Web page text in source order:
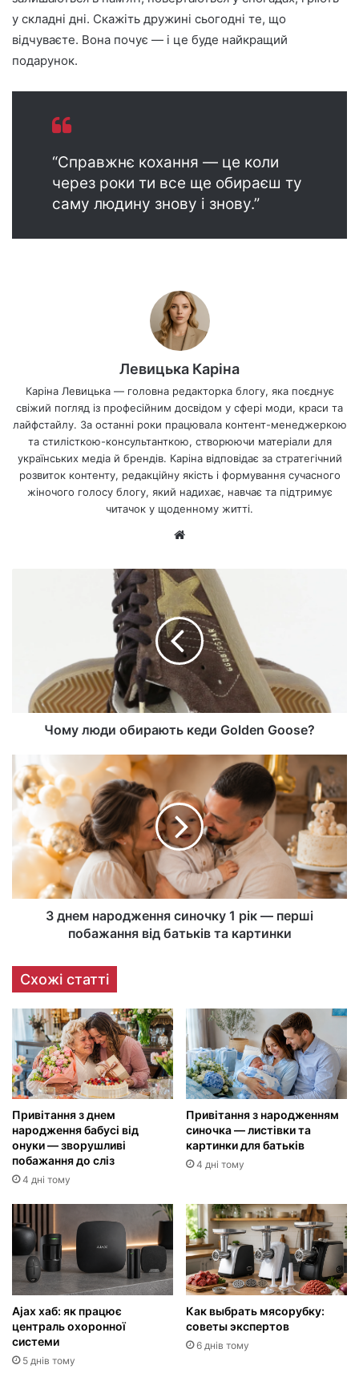
у складні дні. Скажіть дружині сьогодні те, що
відчуваєте. Вона почує — і це буде найкращий
подарунок.
“Справжнє кохання — це коли
через роки ти все ще обираєш ту
саму людину знову і знову.”
Левицька Каріна
Каріна Левицька — головна редакторка блогу, яка поєднує
свіжий погляд із професійним досвідом у сфері моди, краси та
лайфстайлу. За останні роки працювала контент-менеджеркою
та стилісткою-консультанткою, створюючи матеріали для
українських медіа й брендів. Каріна відповідає за стратегічний
розвиток контенту, редакційну якість і формування сучасного
жіночого голосу блогу, який надихає, навчає та підтримує
читачок у щоденному житті.
са
йт
Чому люди обирають кеди Golden Goose?
З днем народження синочку 1 рік — перші
побажання від батьків та картинки
Схожі статті
Привітання з днем
народження бабусі від
онуки — зворушливі
побажання до сліз
4 дні тому
Привітання з народженням
синочка — листівки та
картинки для батьків
4 дні тому
Ajax хаб: як працює
централь охоронної
системи
5 днів тому
Как выбрать мясорубку:
советы экспертов
6 днів тому